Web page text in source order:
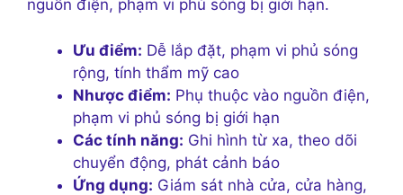
nguồn điện, phạm vi phủ sóng bị giới hạn.
Ưu điểm: Dễ lắp đặt, phạm vi phủ sóng
rộng, tính thẩm mỹ cao
Nhược điểm: Phụ thuộc vào nguồn điện,
phạm vi phủ sóng bị giới hạn
Các tính năng: Ghi hình từ xa, theo dõi
chuyển động, phát cảnh báo
Ứng dụng: Giám sát nhà cửa, cửa hàng,